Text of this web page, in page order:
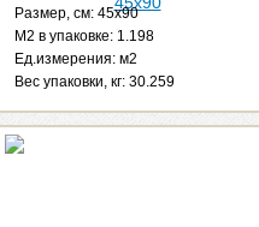
Размер, см: 45x90
М2 в упаковке: 1.198
Ед.измерения: м2
Веc упаковки, кг: 30.259